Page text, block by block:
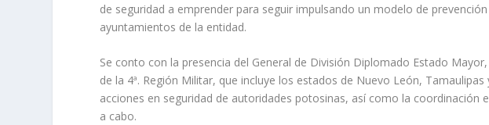
de seguridad a emprender para seguir impulsando un modelo de
ayuntamientos de la entidad.
Se conto con la presencia del General de División Diplomado Estado
de la 4ª. Región Militar, que incluye los estados de Nuevo León,
acciones en seguridad de autoridades potosinas, así como la coordinación
a cabo.